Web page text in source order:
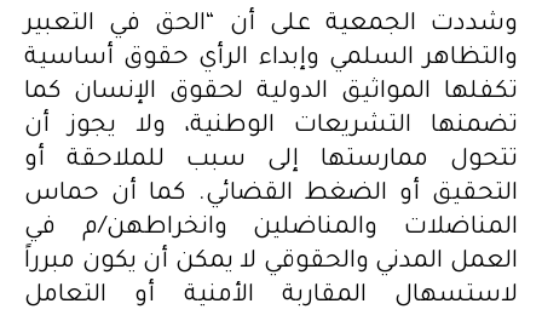
وشددت الجمعية على أن “الحق في التعبير
والتظاهر السلمي وإبداء الرأي حقوق أساسية
تكفلها المواثيق الدولية لحقوق الإنسان كما
تضمنها التشريعات الوطنية، ولا يجوز أن
تتحول ممارستها إلى سبب للملاحقة أو
التحقيق أو الضغط القضائي. كما أن حماس
المناضلات والمناضلين وانخراطهن/م في
العمل المدني والحقوقي لا يمكن أن يكون مبرراً
لاستسهال المقاربة الأمنية أو التعامل